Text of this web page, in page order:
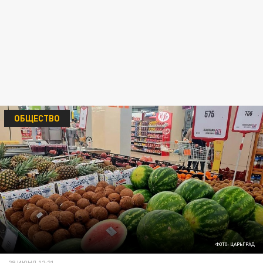
ФОТО: ЦАРЬГРАД
ОБЩЕСТВО